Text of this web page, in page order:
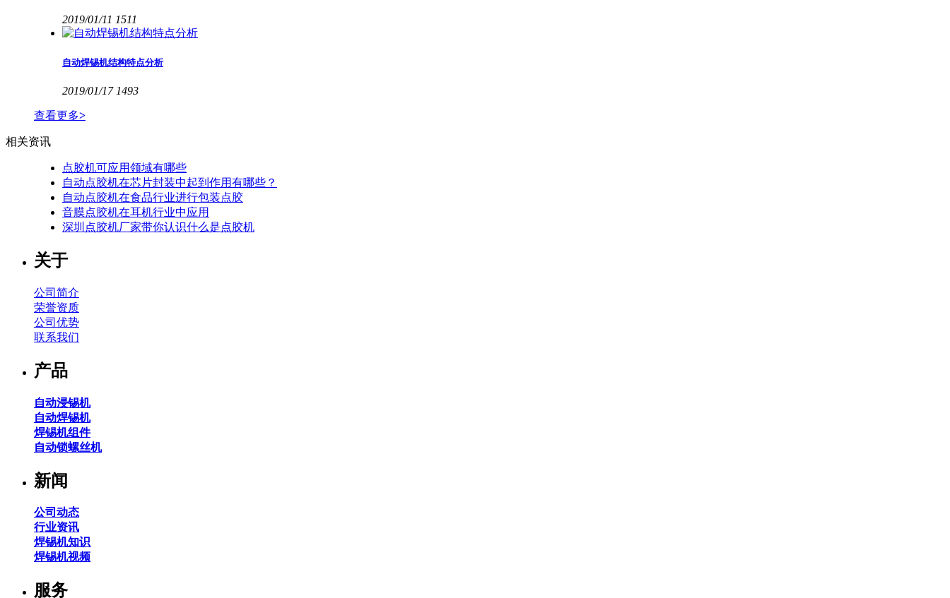
2019/01/11 1511
自动焊锡机结构特点分析
2019/01/17 1493
查看更多>
相关资讯
点胶机可应用领域有哪些
自动点胶机在芯片封装中起到作用有哪些？
自动点胶机在食品行业进行包装点胶
音膜点胶机在耳机行业中应用
深圳点胶机厂家带你认识什么是点胶机
关于
公司简介
荣誉资质
公司优势
联系我们
产品
自动浸锡机
自动焊锡机
焊锡机组件
自动锁螺丝机
新闻
公司动态
行业资讯
焊锡机知识
焊锡机视频
服务